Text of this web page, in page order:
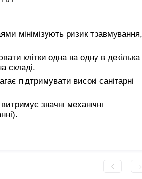
мінімізують ризик травмування,
клітки одна на одну в декілька
складі.
підтримувати високі санітарні
значні механічні